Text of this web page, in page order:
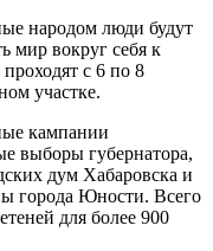
народом люди будут
мир вокруг себя к
с 6 по 8
участке.
кампании
выборы губернатора,
дум Хабаровска и
города Юности. Всего
для более 900